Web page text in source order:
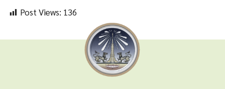
Post Views: 136